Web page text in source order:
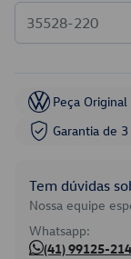
Peça
Garantia de
Tem dúvidas
Nossa equipe
Whatsapp:
(41) 99125-